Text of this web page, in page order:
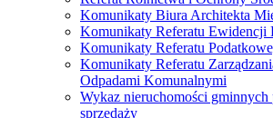
Komunikaty Biura Architekta
Komunikaty Referatu Ewidencji
Komunikaty Referatu
Komunikaty Referatu
Odpadami Komunalnymi
Wykaz nieruchomości gminnych
sprzedaży